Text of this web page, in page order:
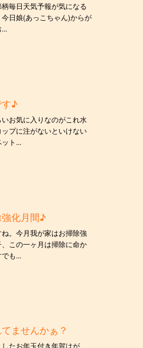
毎日天気予報が気になる
日娘(あっこちゃん)からが
♪
お気に入りなのがこれ水
プに注がないといけない
ト...
化月間♪
。今月我が家はお掃除強
この一ヶ月は掃除に命か
も...
ませんかぁ？
たお年玉付き年賀はが